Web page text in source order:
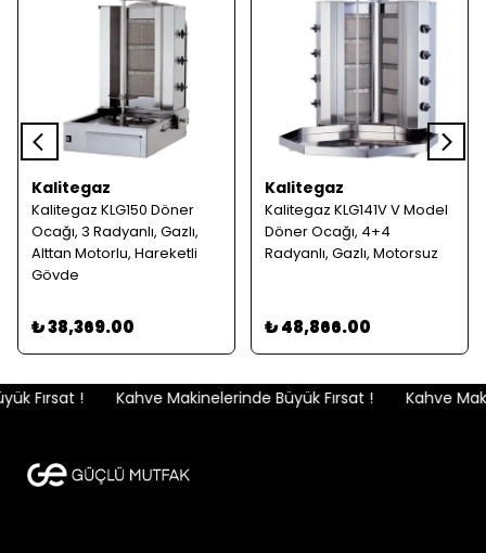
Kalitegaz
Kalitegaz KLG150 Döner
Ocağı, 3 Radyanlı, Gazlı,
Alttan Motorlu, Hareketli
Gövde
₺ 38,369.00
Kalitegaz
Kalitegaz KLG141V V Model
Döner Ocağı, 4+4
Radyanlı, Gazlı, Motorsuz
₺ 48,866.00
Fırsat ! Kahve Makinelerinde Büyük Fırsat ! Kahve